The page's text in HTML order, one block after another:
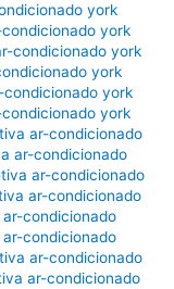
york
york
condicionado york
york
york
york
ar-condicionado
ar-condicionado
ar-condicionado
ar-condicionado
condicionado
condicionado
ar-condicionado
ar-condicionado